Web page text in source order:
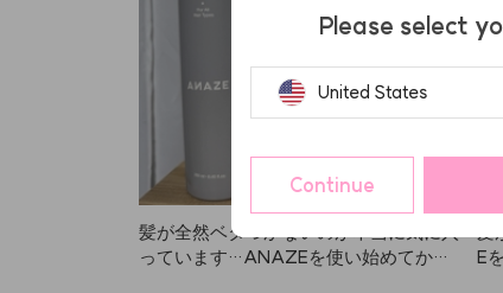
髪が全然ベタつかないのが本当に気に入
っています…ANAZEを使い始めてか
髪
E
Please select
United States
Continue